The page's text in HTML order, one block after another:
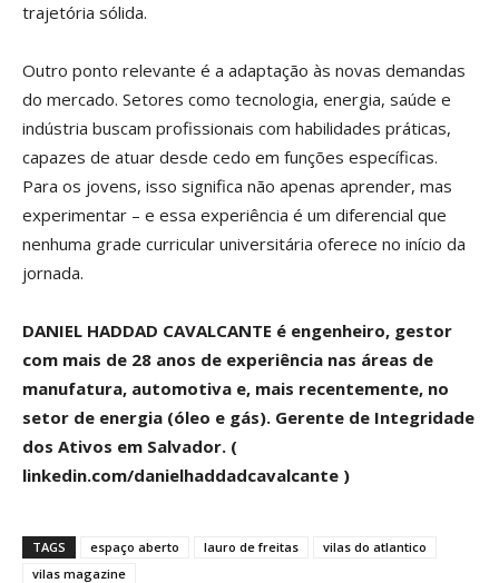
trajetória sólida.
Outro ponto relevante é a adaptação às novas demandas
do mercado. Setores como tecnologia, energia, saúde e
indústria buscam profissionais com habilidades práticas,
capazes de atuar desde cedo em funções específicas.
Para os jovens, isso significa não apenas aprender, mas
experimentar – e essa experiência é um diferencial que
nenhuma grade curricular universitária oferece no início da
jornada.
DANIEL HADDAD CAVALCANTE é engenheiro, gestor
com mais de 28 anos de experiência nas áreas de
manufatura, automotiva e, mais recentemente, no
setor de energia (óleo e gás). Gerente de Integridade
dos Ativos em Salvador. (
linkedin.com/danielhaddadcavalcante )
TAGS espaço aberto lauro de freitas
vilas do atlantico
vilas magazine